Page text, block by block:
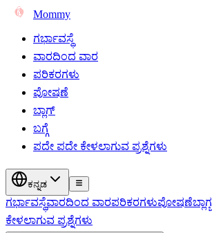
Mommy
ಗರ್ಭಾವಸ್ಥೆ
ವಾರದಿಂದ ವಾರ
ಪರಿಕರಗಳು
ಪೋಷಣೆ
ಬ್ಲಾಗ್
ಬಗ್ಗೆ
ಪದೇ ಪದೇ ಕೇಳಲಾಗುವ ಪ್ರಶ್ನೆಗಳು
ಕನ್ನಡ
ಗರ್ಭಾವಸ್ಥೆವಾರದಿಂದ ವಾರಪರಿಕರಗಳುಪೋಷಣೆಬ್ಲಾಗ್
ಕೇಳಲಾಗುವ ಪ್ರಶ್ನೆಗಳು